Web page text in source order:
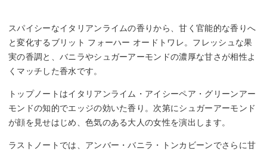
スパイシーなイタリアンライムの香りから、甘く官能的な香りへ
と変化するブリット フォーハー オードトワレ。フレッシュな果
実の香調と、バニラやシュガーアーモンドの濃厚な甘さが相性よ
くマッチした香水です。
トップノートはイタリアンライム・アイシーペア・グリーンアー
モンドの知的でエッジの効いた香り。次第にシュガーアーモンド
が顔を見せはじめ、色気のある大人の女性を演出します。
ラストノートでは、アンバー・バニラ・トンカビーンでさらに甘